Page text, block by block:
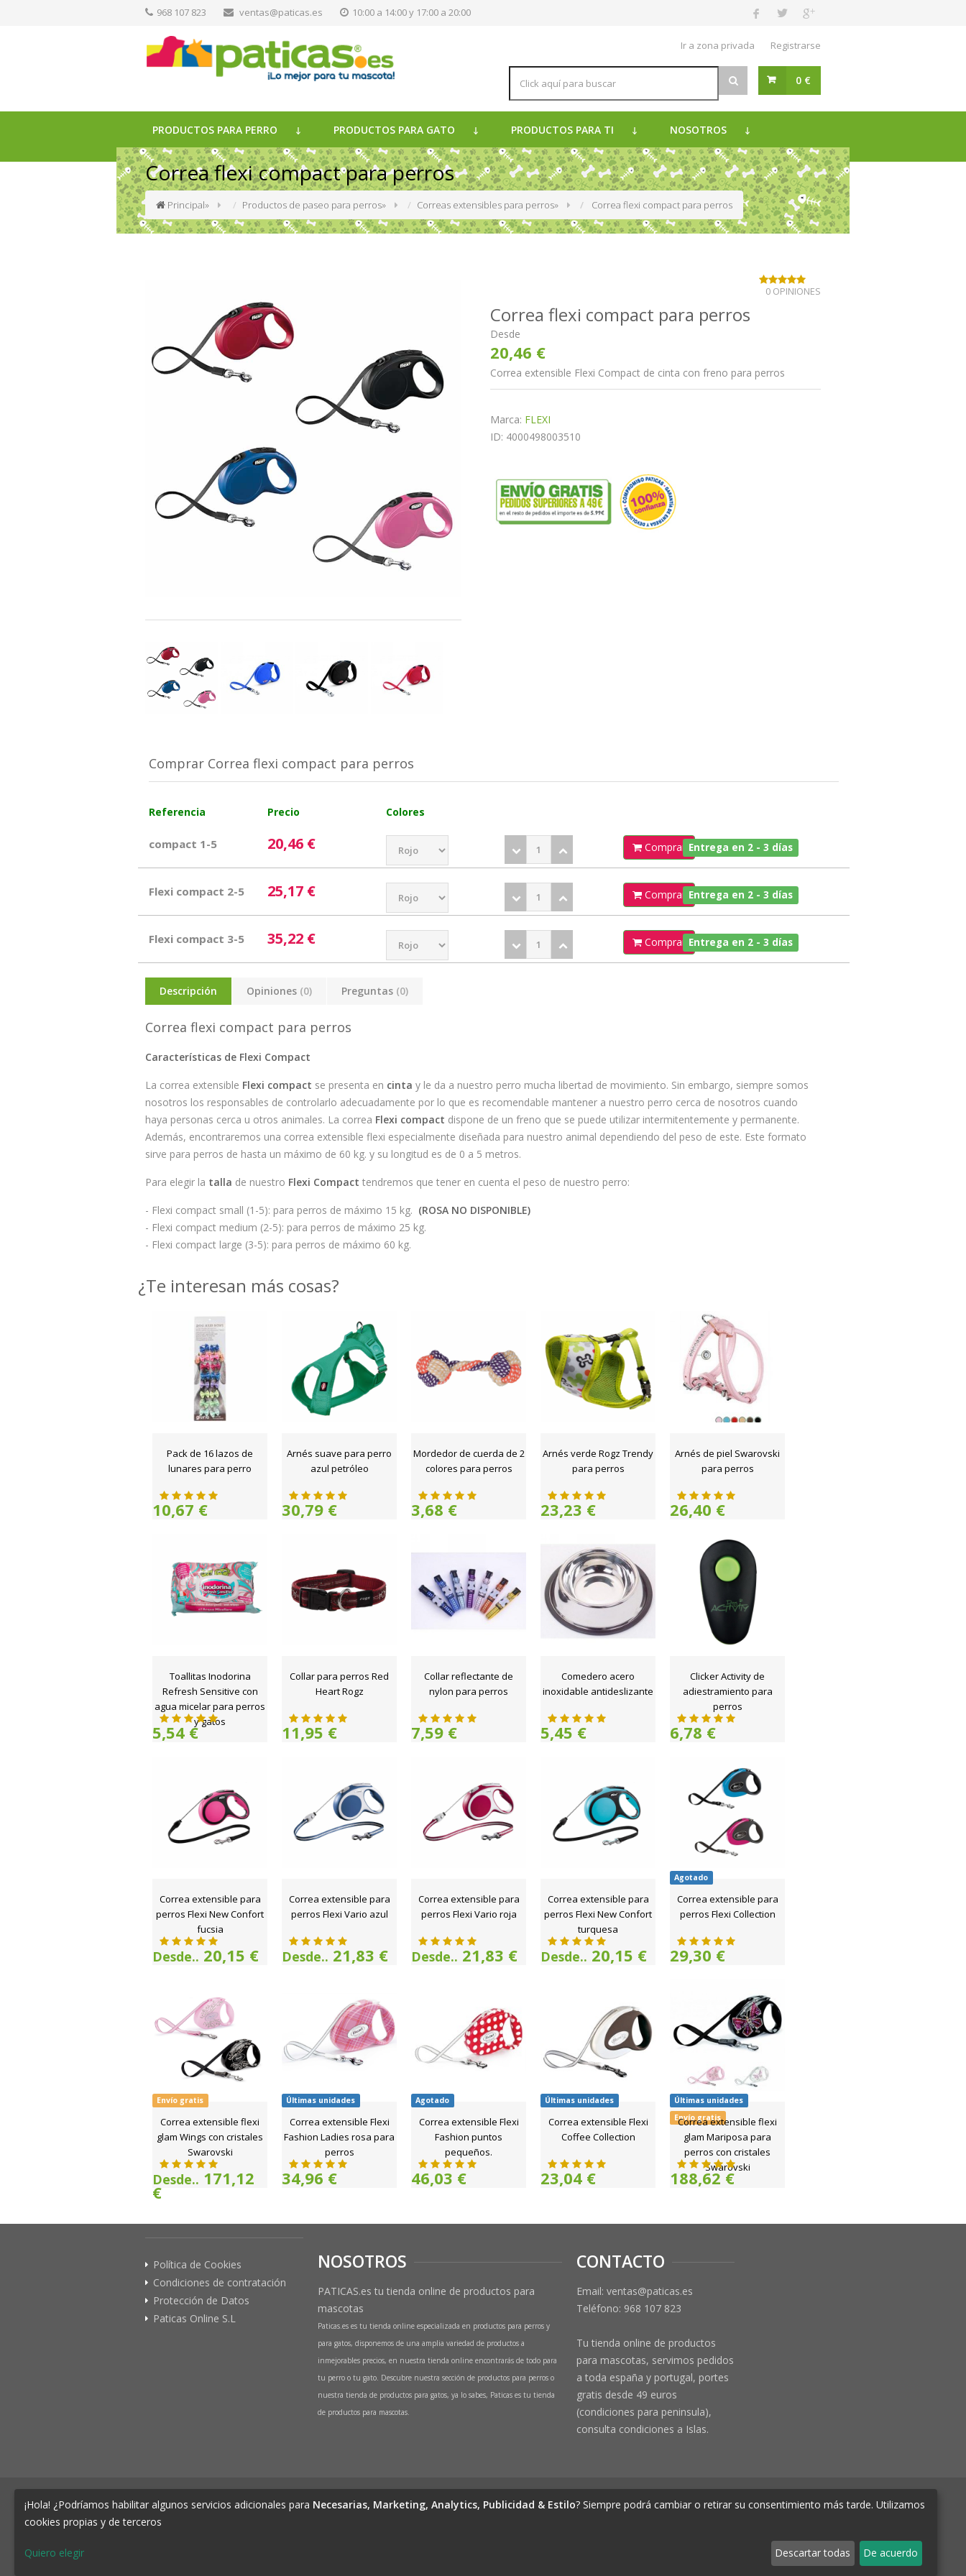
968 107 823 ventas@paticas.es 10:00 a 14:00 y 17:00 a 20:00
Ir a zona privada Registrarse
0 €
PRODUCTOS PARA PERRO PRODUCTOS PARA GATO PRODUCTOS PARA TI NOSOTROS
Correa flexi compact para perros
Principal» Productos de paseo para perros» Correas extensibles para perros» Correa flexi compact para perros
Correa flexi compact para perros
Desde
20,46 €
0 OPINIONES
Correa extensible Flexi Compact de cinta con freno para perros
Marca: FLEXI
ID: 4000498003510
Comprar Correa flexi compact para perros
Referencia Precio Colores
compact 1-5 20,46 € Comprar Entrega en 2 - 3 días
Flexi compact 2-5 25,17 € Comprar Entrega en 2 - 3 días
Flexi compact 3-5 35,22 € Comprar Entrega en 2 - 3 días
Descripción Opiniones (0) Preguntas (0)
Correa flexi compact para perros
Características de Flexi Compact
La correa extensible Flexi compact se presenta en cinta y le da a nuestro perro mucha libertad de movimiento. Sin embargo, siempre somos
nosotros los responsables de controlarlo adecuadamente por lo que es recomendable mantener a nuestro perro cerca de nosotros cuando
haya personas cerca u otros animales. La correa Flexi compact dispone de un freno que se puede utilizar intermitentemente y permanente.
Además, encontraremos una correa extensible flexi especialmente diseñada para nuestro animal dependiendo del peso de este. Este formato
sirve para perros de hasta un máximo de 60 kg. y su longitud es de 0 a 5 metros.
Para elegir la talla de nuestro Flexi Compact tendremos que tener en cuenta el peso de nuestro perro:
- Flexi compact small (1-5): para perros de máximo 15 kg. (ROSA NO DISPONIBLE)
- Flexi compact medium (2-5): para perros de máximo 25 kg.
- Flexi compact large (3-5): para perros de máximo 60 kg.
¿Te interesan más cosas?
Pack de 16 lazos de
lunares para perro
10,67 €
Arnés suave para perro
azul petróleo
30,79 €
Mordedor de cuerda de 2
colores para perros
3,68 €
Arnés verde Rogz Trendy
para perros
23,23 €
Arnés de piel Swarovski
para perros
26,40 €
Toallitas Inodorina
Refresh Sensitive con
agua micelar para perros
y gatos
5,54 €
Collar para perros Red
Heart Rogz
11,95 €
Collar reflectante de
nylon para perros
7,59 €
Comedero acero
inoxidable antideslizante
5,45 €
Clicker Activity de
adiestramiento para
perros
6,78 €
Correa extensible para
perros Flexi New Confort
fucsia
Desde.. 20,15 €
Correa extensible para
perros Flexi Vario azul
Desde.. 21,83 €
Correa extensible para
perros Flexi Vario roja
Desde.. 21,83 €
Correa extensible para
perros Flexi New Confort
turquesa
Desde.. 20,15 €
Agotado
Correa extensible para
perros Flexi Collection
29,30 €
Envío gratis
Correa extensible flexi
glam Wings con cristales
Swarovski
Desde.. 171,12
€
Últimas unidades
Correa extensible Flexi
Fashion Ladies rosa para
perros
34,96 €
Agotado
Correa extensible Flexi
Fashion puntos
pequeños.
46,03 €
Últimas unidades
Correa extensible Flexi
Coffee Collection
23,04 €
Últimas unidades
Envío gratis
Correa extensible flexi
glam Mariposa para
perros con cristales
Swarovski
188,62 €
Política de Cookies
Condiciones de contratación
Protección de Datos
Paticas Online S.L
NOSOTROS
PATICAS.es tu tienda online de productos para
mascotas
Paticas.es es tu tienda online especializada en productos para perros y
para gatos, disponemos de una amplia variedad de productos a
inmejorables precios, en nuestra tienda online encontrarás de todo para
tu perro o tu gato. Descubre nuestra sección de productos para perros o
nuestra tienda de productos para gatos, ya lo sabes, Paticas es tu tienda
de productos para mascotas.
CONTACTO
Email: ventas@paticas.es
Teléfono: 968 107 823
Tu tienda online de productos
para mascotas, servimos pedidos
a toda españa y portugal, portes
gratis desde 49 euros
(condiciones para peninsula),
consulta condiciones a Islas.
© 2026 PATICAS.es tu tienda online de productos para mascotas
¡Hola! ¿Podríamos habilitar algunos servicios adicionales para Necesarias, Marketing, Analytics, Publicidad & Estilo? Siempre podrá cambiar o retirar su consentimiento más tarde. Utilizamos
cookies propias y de terceros
Quiero elegir Descartar todas De acuerdo